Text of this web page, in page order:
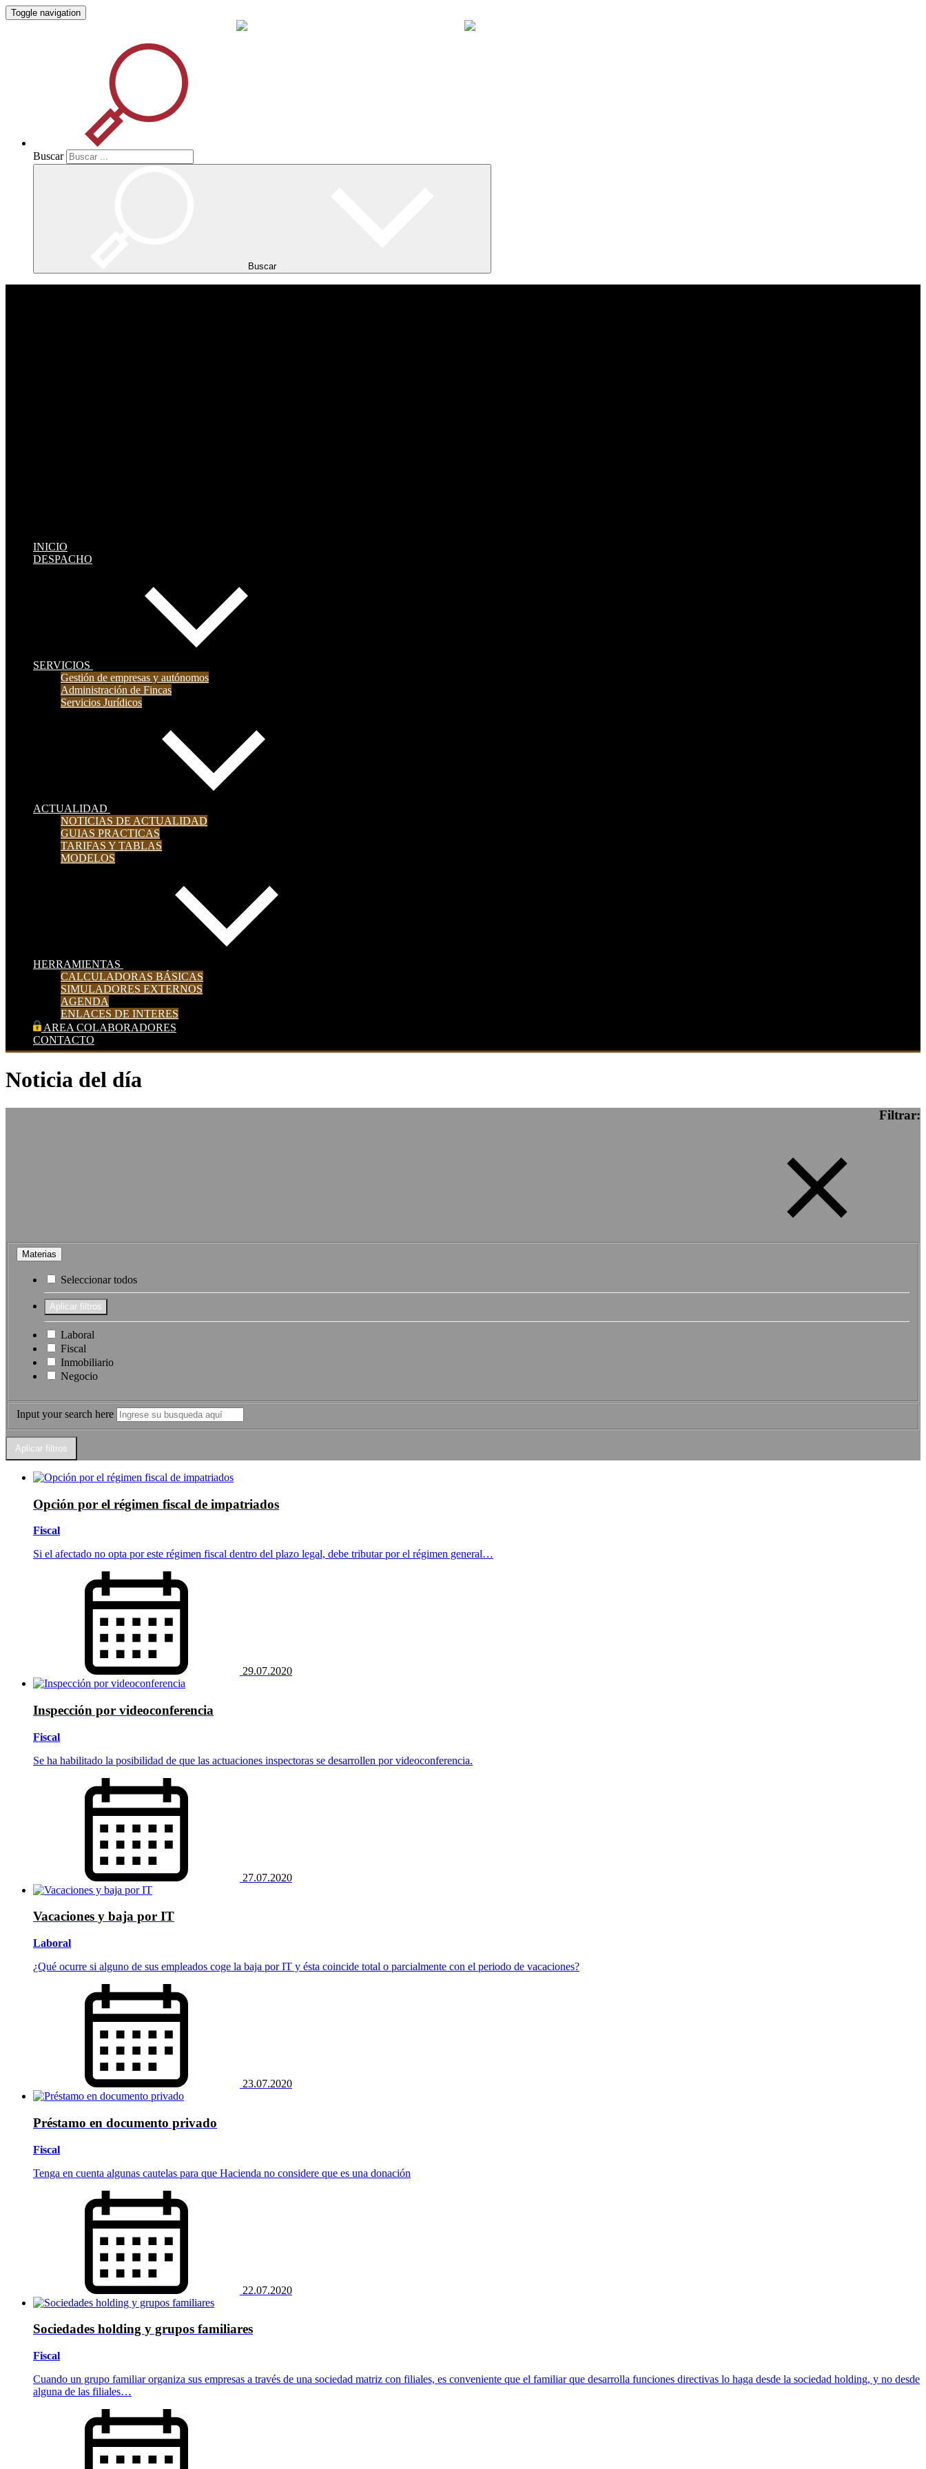
Toggle navigation
Buscar
Buscar
INICIO
DESPACHO
SERVICIOS
Gestión de empresas y autónomos
Administración de Fincas
Servicios Jurídicos
ACTUALIDAD
NOTICIAS DE ACTUALIDAD
GUIAS PRACTICAS
TARIFAS Y TABLAS
MODELOS
HERRAMIENTAS
CALCULADORAS BÁSICAS
SIMULADORES EXTERNOS
AGENDA
ENLACES DE INTERES
AREA COLABORADORES
CONTACTO
Noticia del día
Filtrar:
Materias
Seleccionar todos
Laboral
Fiscal
Inmobiliario
Negocio
Input your search here
Opción por el régimen fiscal de impatriados
Fiscal
Si el afectado no opta por este régimen fiscal dentro del plazo legal, debe tributar por el régimen general…
29.07.2020
Inspección por videoconferencia
Fiscal
Se ha habilitado la posibilidad de que las actuaciones inspectoras se desarrollen por videoconferencia.
27.07.2020
Vacaciones y baja por IT
Laboral
¿Qué ocurre si alguno de sus empleados coge la baja por IT y ésta coincide total o parcialmente con el periodo de vacaciones?
23.07.2020
Préstamo en documento privado
Fiscal
Tenga en cuenta algunas cautelas para que Hacienda no considere que es una donación
22.07.2020
Sociedades holding y grupos familiares
Fiscal
Cuando un grupo familiar organiza sus empresas a través de una sociedad matriz con filiales, es conveniente que el familiar que desarrolla funciones directivas lo haga desde la sociedad holding, y no desde
alguna de las filiales…